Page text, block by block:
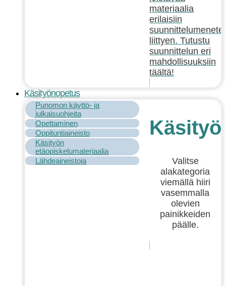
materiaalia
erilaisiin
liittyen. Tutustu
suunnittelun eri
mahdollisuuksiin
täältä!
Käsityönopetus
Punomon käyttö- ja
julkaisuohjeita
Opettaminen
Oppituntiaineisto
Käsityön
etäopiskelumateriaalia
Lähdeaineistoja
Valitse
alakategoria
viemällä hiiri
vasemmalla
olevien
painikkeiden
päälle.